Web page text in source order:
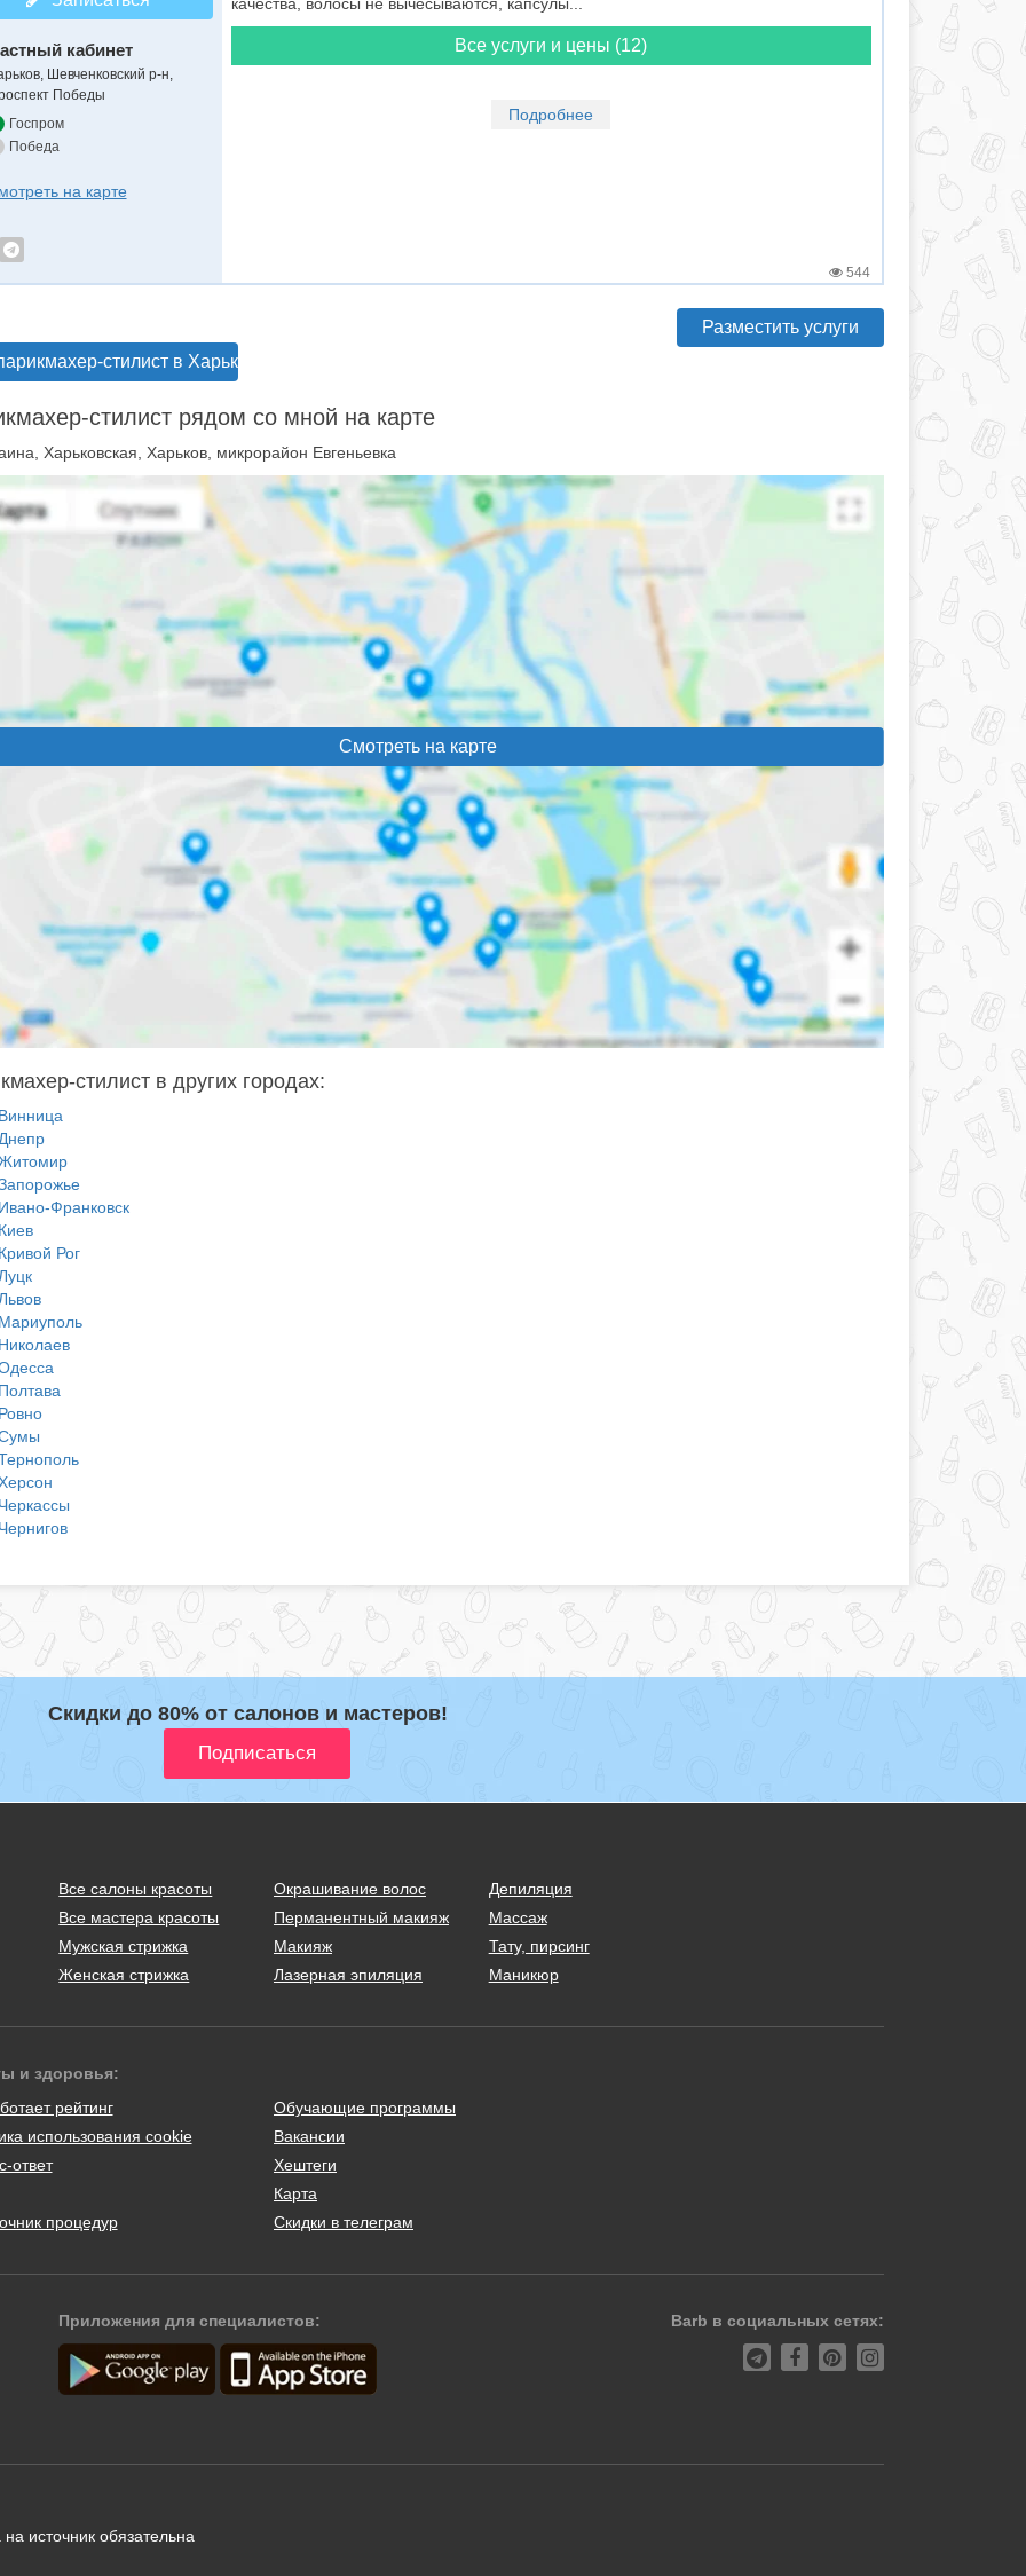
кабинет
Шевченковский р-н,
Победы
Госпром
Победа
на карте
Все услуги и цены (12)
Подробнее
544
стилист в Харькове
Разместить услуги
стилист рядом со мной на карте
Харьковская, Харьков, микрорайон Евгеньевка
Смотреть на карте
стилист в других городах:
Франковск
Рог
Скидки до 80% от салонов и мастеров!
Все салоны красоты
Все мастера красоты
Мужская стрижка
Женская стрижка
Окрашивание волос
Перманентный макияж
Макияж
Лазерная эпиляция
Депиляция
Массаж
Тату, пирсинг
Маникюр
и здоровья:
рейтинг
использования cookie
ответ
процедур
Обучающие программы
Вакансии
Хештеги
Карта
Скидки в телеграм
Приложения для специалистов: Barb в социальных сетях:
источник обязательна